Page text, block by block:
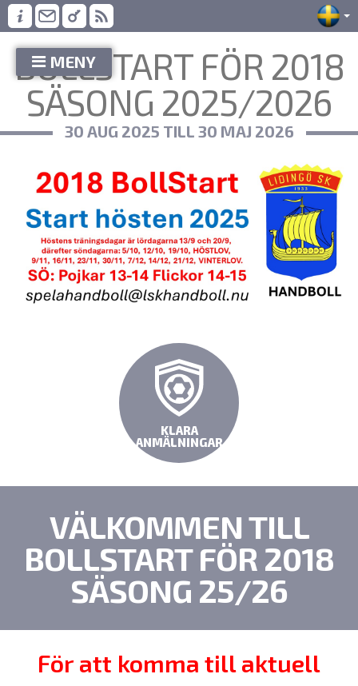
BOLLSTART FÖR 2018
SÄSONG 2025/2026
30 AUG 2025 TILL 30 MAJ 2026
KLARA
ANMÄLNINGAR
VÄLKOMMEN TILL
BOLLSTART FÖR 2018
SÄSONG 25/26
För att komma till aktuell
MENY